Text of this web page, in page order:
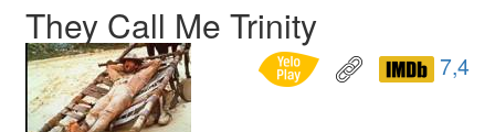
They Call Me Trinity
7,4